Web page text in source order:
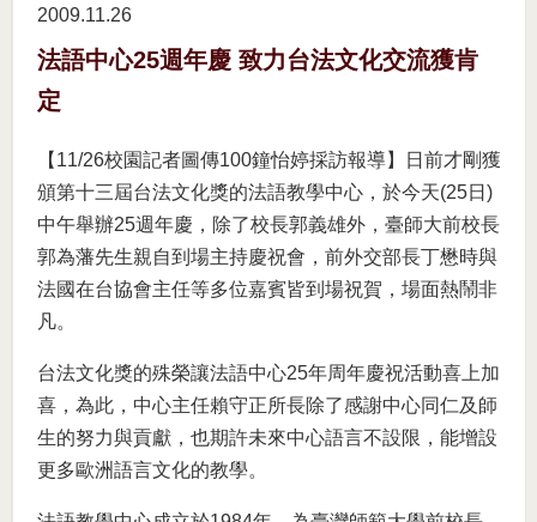
2009.11 26
法語中心25週年慶 致力台法文化交流獲肯
定
【11/26校園記者圖傳100鐘怡婷採訪報導】日前才剛獲
頒第十三屆台法文化獎的法語教學中心，於今天(25日)
中午舉辦25週年慶，除了校長郭義雄外，臺師大前校長
郭為藩先生親自到場主持慶祝會，前外交部長丁懋時與
法國在台協會主任等多位嘉賓皆到場祝賀，場面熱鬧非
凡。
台法文化獎的殊榮讓法語中心25年周年慶祝活動喜上加
喜，為此，中心主任賴守正所長除了感謝中心同仁及師
生的努力與貢獻，也期許未來中心語言不設限，能增設
更多歐洲語言文化的教學。